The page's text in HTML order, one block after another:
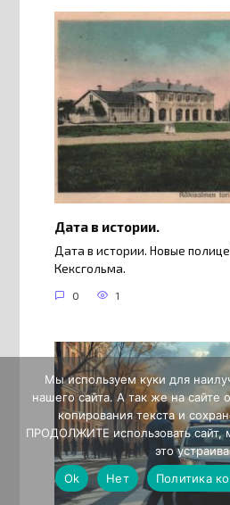
Дата в истории.
Дата в истории. Новые
Кексгольма.
0 1
Мы используем куки для
нашего сайта. А так же на сайте
копирования текста и
ПРОДОЛЖИТЕ использовать сайт,
это
Ok
Нет Политика